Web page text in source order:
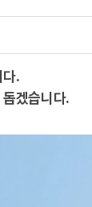
다.
겠습니다.